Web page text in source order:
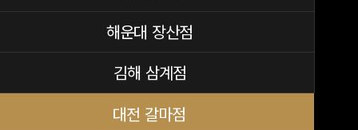
해운대 장산점
김해 삼계점
대전 갈마점